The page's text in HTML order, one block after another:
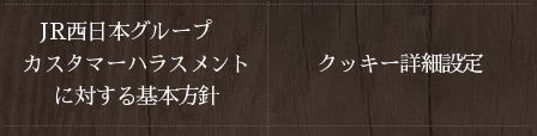
JR西日本グループ
カスタマーハラスメント
に対する基本方針
クッキー詳細設定